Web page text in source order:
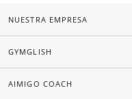
NUESTRA EMPRESA
GYMGLISH
AIMIGO COACH